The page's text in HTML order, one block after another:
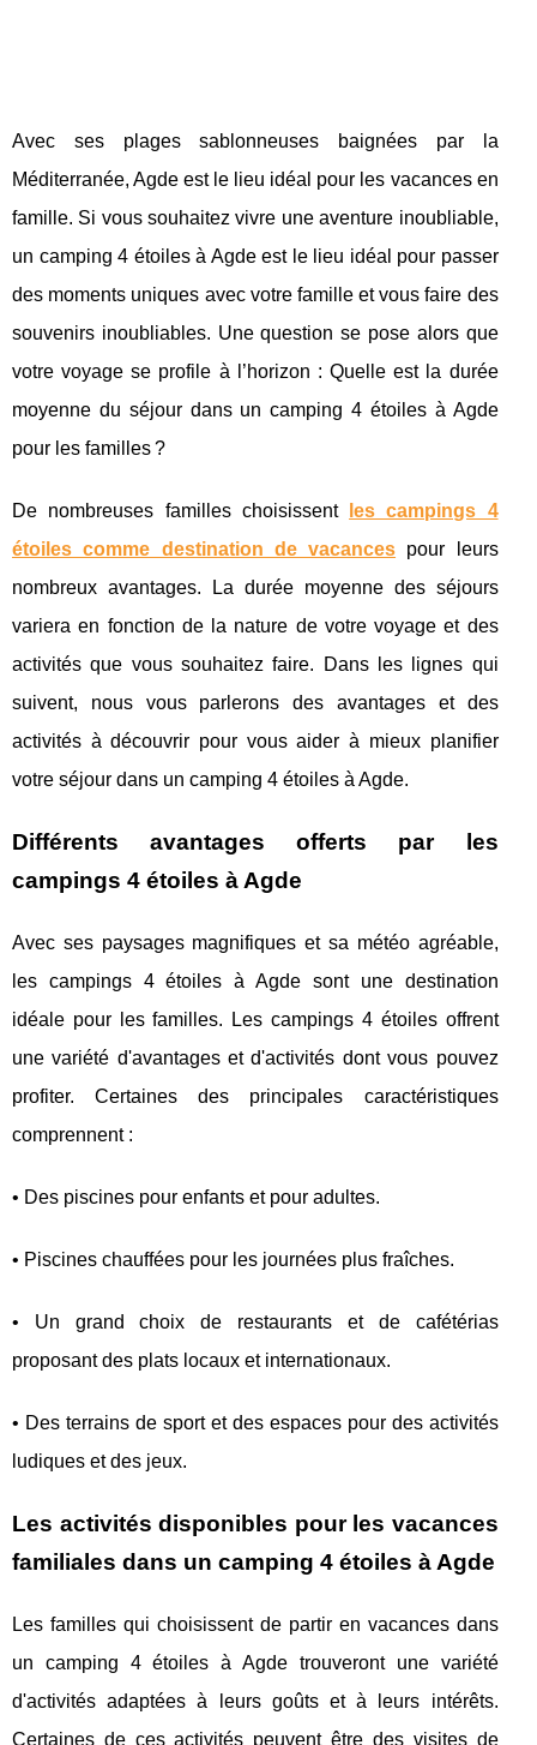
Avec ses plages sablonneuses baignées par la
Méditerranée, Agde est le lieu idéal pour les vacances en
famille. Si vous souhaitez vivre une aventure inoubliable,
un camping 4 étoiles à Agde est le lieu idéal pour passer
des moments uniques avec votre famille et vous faire des
souvenirs inoubliables. Une question se pose alors que
votre voyage se profile à l’horizon : Quelle est la durée
moyenne du séjour dans un camping 4 étoiles à Agde
pour les familles ?
De nombreuses familles choisissent
les campings 4
étoiles comme destination de vacances pour leurs
nombreux avantages. La durée moyenne des séjours
variera en fonction de la nature de votre voyage et des
activités que vous souhaitez faire. Dans les lignes qui
suivent, nous vous parlerons des avantages et des
activités à découvrir pour vous aider à mieux planifier
votre séjour dans un camping 4 étoiles à Agde.
Différents avantages offerts par les
campings 4 étoiles à Agde
Avec ses paysages magnifiques et sa météo agréable,
les campings 4 étoiles à Agde sont une destination
idéale pour les familles. Les campings 4 étoiles offrent
une variété d'avantages et d'activités dont vous pouvez
profiter. Certaines des principales caractéristiques
comprennent :
• Des piscines pour enfants et pour adultes.
• Piscines chauffées pour les journées plus fraîches.
• Un grand choix de restaurants et de cafétérias
proposant des plats locaux et internationaux.
• Des terrains de sport et des espaces pour des activités
ludiques et des jeux.
Les activités disponibles pour les vacances
familiales dans un camping 4 étoiles à Agde
Les familles qui choisissent de partir en vacances dans
un camping 4 étoiles à Agde trouveront une variété
d'activités adaptées à leurs goûts et à leurs intérêts.
Certaines de ces activités peuvent être des visites de